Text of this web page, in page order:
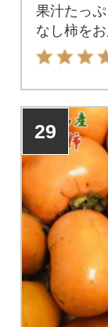
果汁たっ
なし柿をお
29